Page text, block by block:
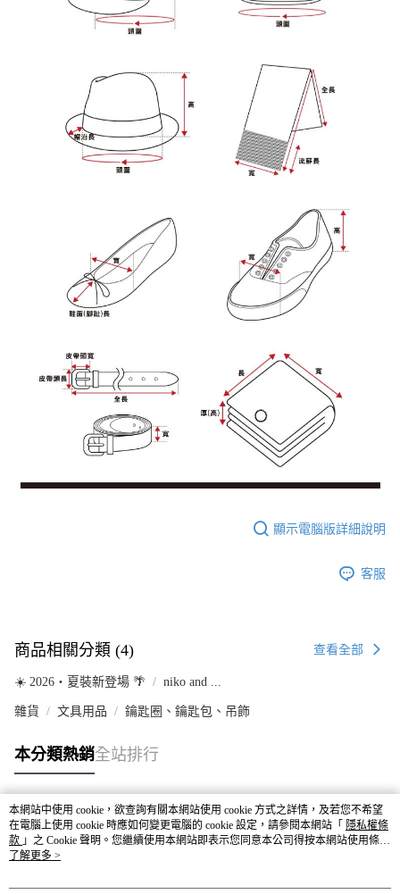
顯示電腦版詳細說明
客服
商品相關分類 (4) 查看全部
☀️ 2026・夏裝新登場 🌴 niko and ...
雜貨 文具用品 鑰匙圈、鑰匙包、吊飾
本分類熱銷全站排行
熱門標籤
本網站中使用 cookie，欲查詢有關本網站使用 cookie 方式之詳情，及若您不希望
在電腦上使用 cookie 時應如何變更電腦的 cookie 設定，請參閱本網站「 隱私權條
款 」之 Cookie 聲明。您繼續使用本網站即表示您同意本公司得按本網站使用條款
之 Cookie 聲明使用 cookie。
了解更多 >